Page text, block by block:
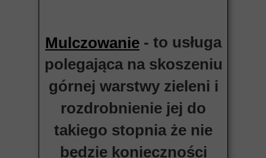
Mulczowanie - to usługa
polegająca na skoszeniu
górnej warstwy zieleni i
rozdrobnienie jej do
takiego stopnia że nie
będzie konieczności